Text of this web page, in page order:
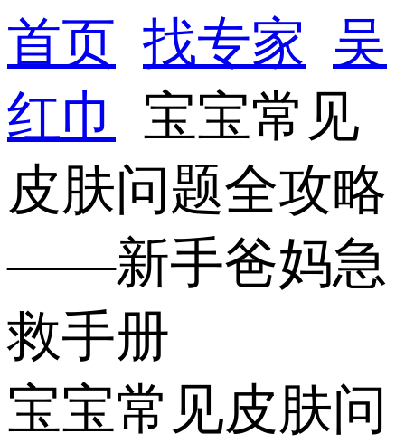
首页 找专家 吴
红巾
宝宝常见
皮肤问题全攻略
——新手爸妈急
救手册
宝宝常见皮肤问